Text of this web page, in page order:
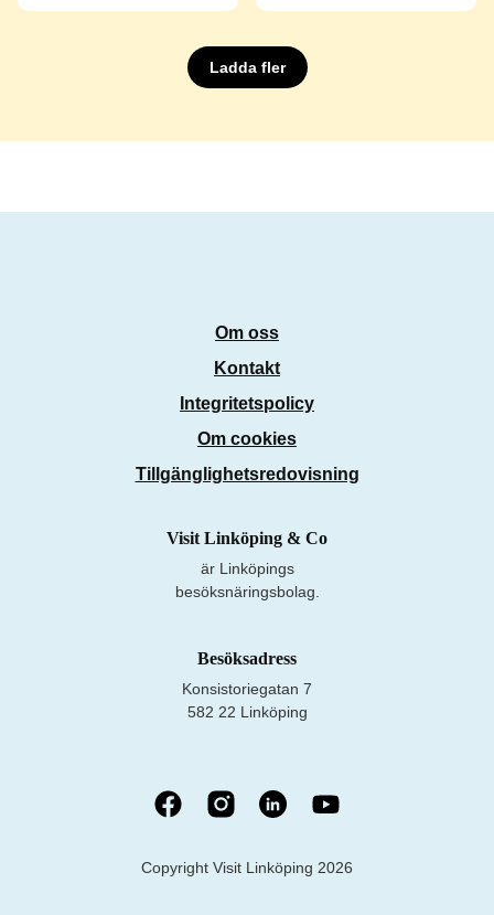
Ladda fler
Om oss
Kontakt
Integritetspolicy
Om cookies
Tillgänglighetsredovisning
Visit Linköping & Co
är Linköpings
besöksnäringsbolag.
Besöksadress
Konsistoriegatan 7
582 22 Linköping
Copyright Visit Linköping 2026